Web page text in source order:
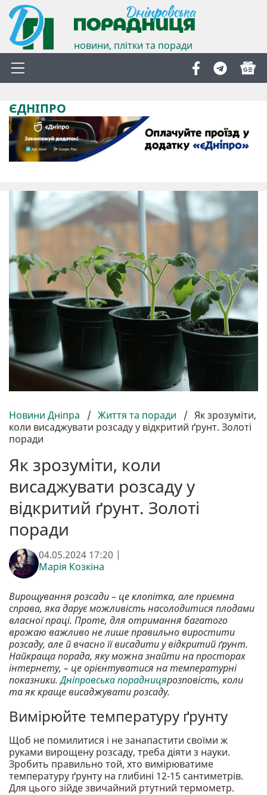
новини, плітки та поради
ЄДНІПРО
Новини Дніпра / Життя та поради / Як зрозуміти,
коли висаджувати розсаду у відкритий ґрунт. Золоті
поради
Як зрозуміти, коли
висаджувати розсаду у
відкритий ґрунт. Золоті
поради
04.05.2024 17:20 |
Марія Козкіна
Вирощування розсади – це клопітка, але приємна
справа, яка дарує можливість насолодитися плодами
власної праці. Проте, для отримання багатого
врожаю важливо не лише правильно виростити
розсаду, але й вчасно її висадити у відкритий ґрунт.
Найкраща порада, яку можна знайти на просторах
інтернету, – це орієнтуватися на температурні
показники.Дніпровська порадницярозповість, коли
та як краще висаджувати розсаду.
Вимірюйте температуру ґрунту
Щоб не помилитися і не занапастити своїми ж
руками вирощену розсаду, треба діяти з науки.
Зробить правильно той, хто вимірюватиме
температуру ґрунту на глибині 12-15 сантиметрів.
Для цього зійде звичайний ртутний термометр.